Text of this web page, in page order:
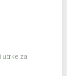
utrke za